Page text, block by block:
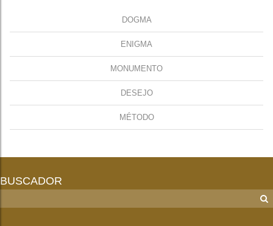
DOGMA
ENIGMA
MONUMENTO
DESEJO
MÉTODO
BUSCADOR